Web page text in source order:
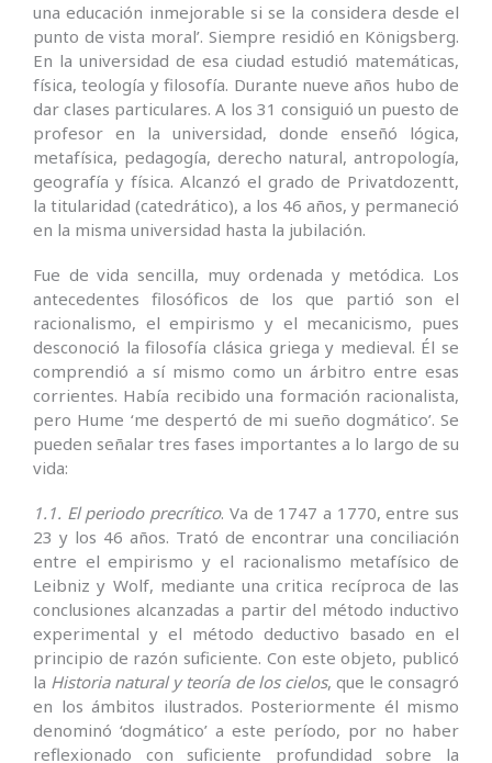
una educación inmejorable si se la considera desde el
punto de vista moral’. Siempre residió en Königsberg.
En la universidad de esa ciudad estudió matemáticas,
física, teología y filosofía. Durante nueve años hubo de
dar clases particulares. A los 31 consiguió un puesto de
profesor en la universidad, donde enseñó lógica,
metafísica, pedagogía, derecho natural, antropología,
geografía y física. Alcanzó el grado de Privatdozentt,
la titularidad (catedrático), a los 46 años, y permaneció
en la misma universidad hasta la jubilación.
Fue de vida sencilla, muy ordenada y metódica. Los
antecedentes filosóficos de los que partió son el
racionalismo, el empirismo y el mecanicismo, pues
desconoció la filosofía clásica griega y medieval. Él se
comprendió a sí mismo como un árbitro entre esas
corrientes. Había recibido una formación racionalista,
pero Hume ‘me despertó de mi sueño dogmático’. Se
pueden señalar tres fases importantes a lo largo de su
vida:
1.1. El periodo precrítico. Va de 1747 a 1770, entre sus
23 y los 46 años. Trató de encontrar una conciliación
entre el empirismo y el racionalismo metafísico de
Leibniz y Wolf, mediante una critica recíproca de las
conclusiones alcanzadas a partir del método inductivo
experimental y el método deductivo basado en el
principio de razón suficiente. Con este objeto, publicó
la Historia natural y teoría de los cielos, que le consagró
en los ámbitos ilustrados. Posteriormente él mismo
denominó ‘dogmático’ a este período, por no haber
reflexionado con suficiente profundidad sobre la